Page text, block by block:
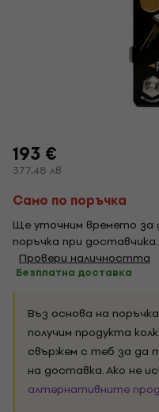
193 €
377,48 лв
Само по поръчка
Ще уточним времето за
поръчка при доставчика.
Провери наличността
Безплатна доставка
Въз основа на
получим продукта
свържем с теб за да
на доставка. Ако не
алтернативните